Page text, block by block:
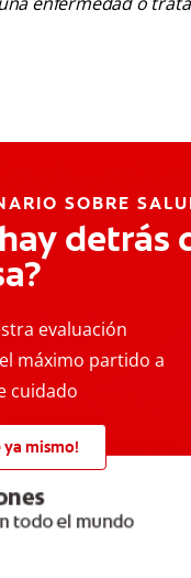
SOBRE
detrás
evaluación
máximo partido a
cuidado
ya mismo!